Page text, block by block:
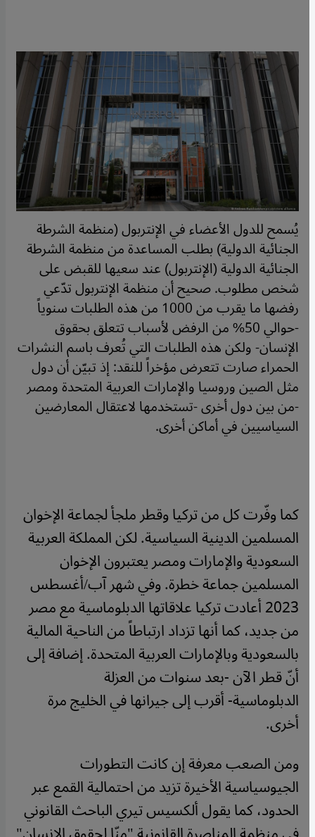
يُسمح للدول الأعضاء في الإنتربول (منظمة الشرطة
الجنائية الدولية) بطلب المساعدة من منظمة الشرطة
الجنائية الدولية (الإنتربول) عند سعيها للقبض على
شخص مطلوب. صحيح أن منظمة الإنتربول تدّعي
رفضها ما يقرب من 1000 من هذه الطلبات سنوياً
-حوالي 50% من الرفض لأسباب تتعلق بحقوق
الإنسان- ولكن هذه الطلبات التي تُعرف باسم النشرات
الحمراء صارت تتعرض مؤخراً للنقد: إذ تبيّن أن دول
مثل الصين وروسيا والإمارات العربية المتحدة ومصر
-من بين دول أخرى -تستخدمها لاعتقال المعارضين
السياسيين في أماكن أخرى.
كما وفّرت كل من تركيا وقطر ملجأ لجماعة الإخوان
المسلمين الدينية السياسية. لكن المملكة العربية
السعودية والإمارات ومصر يعتبرون الإخوان
المسلمين جماعة خطرة. وفي شهر آب/أغسطس
2023 أعادت تركيا علاقاتها الدبلوماسية مع مصر
من جديد، كما أنها تزداد ارتباطاً من الناحية المالية
بالسعودية وبالإمارات العربية المتحدة. إضافة إلى
أنّ قطر الآن -بعد سنوات من العزلة
الدبلوماسية- أقرب إلى جيرانها في الخليج مرة
أخرى.
ومن الصعب معرفة إن كانت التطورات
الجيوسياسية الأخيرة تزيد من احتمالية القمع عبر
الحدود، كما يقول ألكسيس تيري الباحث القانوني